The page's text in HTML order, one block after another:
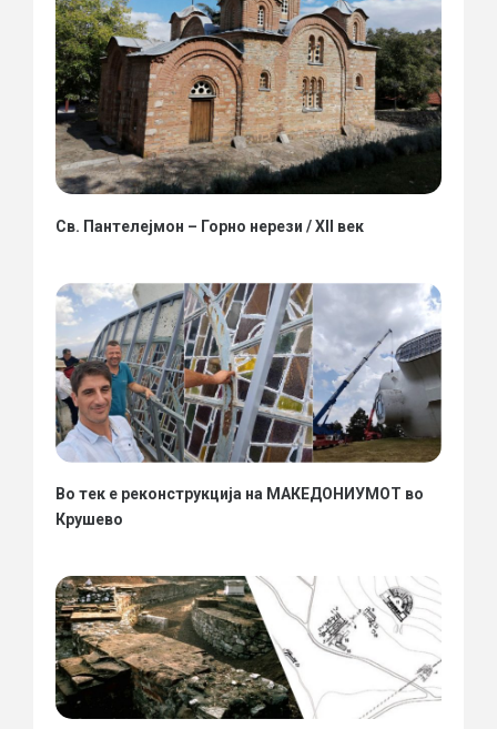
Св. Пантелејмон – Горно нерези / XII век
Во тек е реконструкција на МАКЕДОНИУМОТ во
Крушево